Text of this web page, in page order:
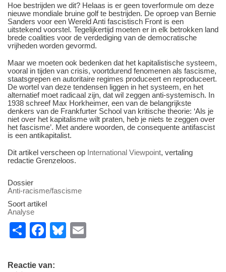
Hoe bestrijden we dit? Helaas is er geen toverformule om deze
nieuwe mondiale bruine golf te bestrijden. De oproep van Bernie
Sanders voor een Wereld Anti fascistisch Front is een
uitstekend voorstel. Tegelijkertijd moeten er in elk betrokken land
brede coalities voor de verdediging van de democratische
vrijheden worden gevormd.
Maar we moeten ook bedenken dat het kapitalistische systeem,
vooral in tijden van crisis, voortdurend fenomenen als fascisme,
staatsgrepen en autoritaire regimes produceert en reproduceert.
De wortel van deze tendensen liggen in het systeem, en het
alternatief moet radicaal zijn, dat wil zeggen anti-systemisch. In
1938 schreef Max Horkheimer, een van de belangrijkste
denkers van de Frankfurter School van kritische theorie: ‘Als je
niet over het kapitalisme wilt praten, heb je niets te zeggen over
het fascisme’. Met andere woorden, de consequente antifascist
is een antikapitalist.
Dit artikel verscheen op International Viewpoint, vertaling
redactie Grenzeloos.
Dossier
Anti-racisme/fascisme
Soort artikel
Analyse
S
ar
F
c
Bl
Reactie van: